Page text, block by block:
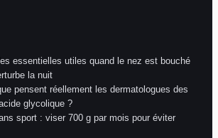
essentielles utiles quand le nez est bouché
la nuit
pensent réellement les dermatologues des
glycolique ?
sport : viser 700 g par mois pour éviter